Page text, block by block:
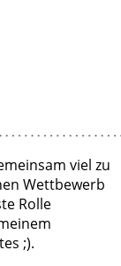
viel zu
Wettbewerb
Rolle
;).